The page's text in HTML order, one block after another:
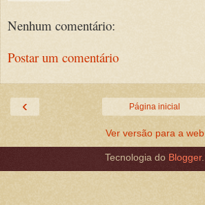
Nenhum comentário:
Postar um comentário
‹ Página inicial
Ver versão para a web
Tecnologia do Blogger.